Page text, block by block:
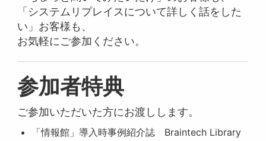
「システムリプレイスについて詳しく話をした
い」お客様も、
お気軽にご参加ください。
参加者特典
ご参加いただいた方にお渡しします。
「情報館」導入時事例紹介誌 Braintech Library